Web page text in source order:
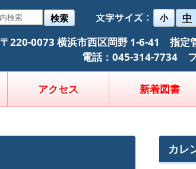
小 中
検索
〒220-0073 横浜市西区岡野 1-6-41 指定
電話：045-314-7734
アクセス 新着図書
カレ